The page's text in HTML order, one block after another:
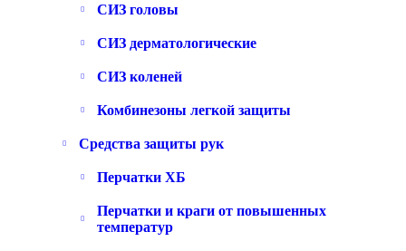
СИЗ головы
СИЗ дерматологические
СИЗ коленей
Комбинезоны легкой защиты
Средства защиты рук
Перчатки ХБ
Перчатки и краги от повышенных
температур